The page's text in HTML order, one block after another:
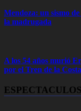
Mendoza: un sismo
la madrugada
A los 54 años murió
por el Tren de la
ESPECTACULOS